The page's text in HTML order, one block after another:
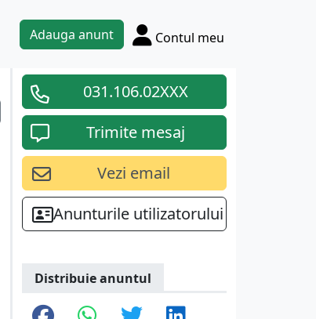
Adauga anunt Contul meu
031.106.02XXX
Trimite mesaj
Vezi email
Anunturile utilizatorului
Distribuie anuntul